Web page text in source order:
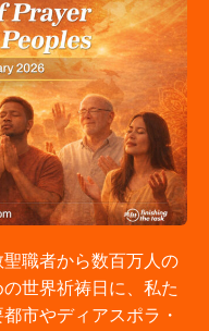
職者から数百万人の
世界祈祷日に、私た
市やディアスポラ・